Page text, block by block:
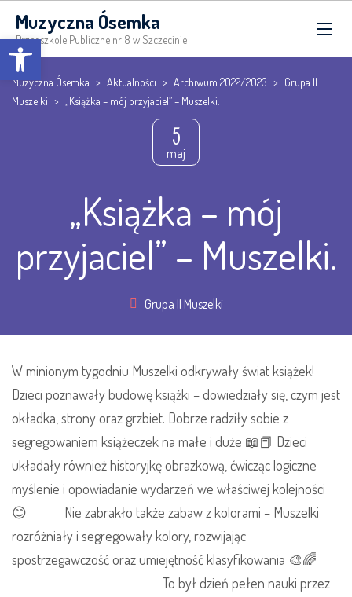
Muzyczna Ósemka
Przedszkole Publiczne nr 8 w Szczecinie
Muzyczna Ósemka > Aktualności > Archiwum 2022/2023 > Grupa II
Muszelki > „Książka – mój przyjaciel” – Muszelki.
5
maj
„Książka – mój
przyjaciel” – Muszelki.
Grupa II Muszelki
W minionym tygodniu Muszelki odkrywały świat książek!
Dzieci poznawały budowę książki – dowiedziały się, czym jest
okładka, strony oraz grzbiet. Dobrze radziły sobie z
segregowaniem książeczek na małe i duże 📖📕 Dzieci
układały również historyjkę obrazkową, ćwicząc logiczne
myślenie i opowiadanie wydarzeń we właściwej kolejności
😊 Nie zabrakło także zabaw z kolorami – Muszelki
rozróżniały i segregowały kolory, rozwijając
spostrzegawczość oraz umiejętność klasyfikowania 🎨🌈
To był dzień pełen nauki przez
Open toolbar